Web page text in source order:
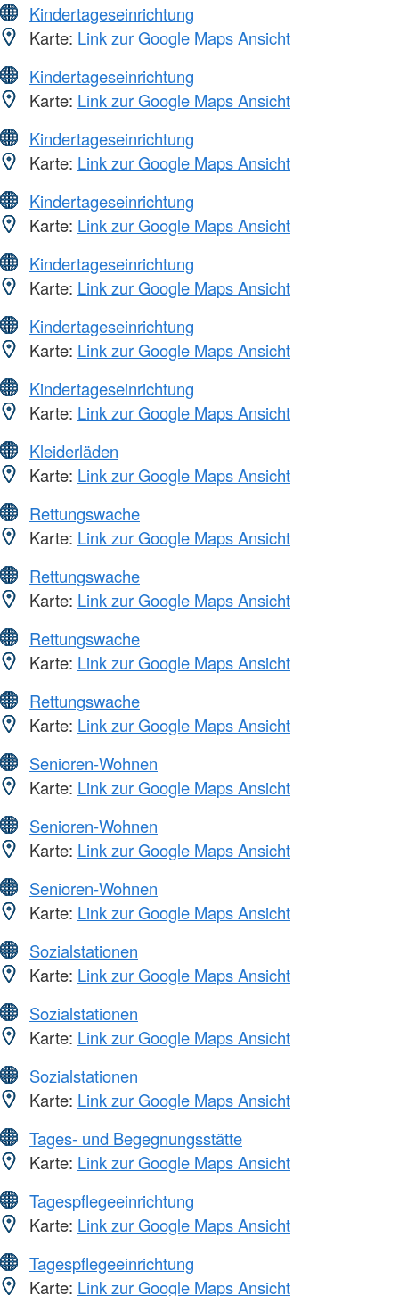
Kindertageseinrichtung
Karte: Link zur Google Maps Ansicht
Kindertageseinrichtung
Karte: Link zur Google Maps Ansicht
Kindertageseinrichtung
Karte: Link zur Google Maps Ansicht
Kindertageseinrichtung
Karte: Link zur Google Maps Ansicht
Kindertageseinrichtung
Karte: Link zur Google Maps Ansicht
Kindertageseinrichtung
Karte: Link zur Google Maps Ansicht
Kindertageseinrichtung
Karte: Link zur Google Maps Ansicht
Kleiderläden
Karte: Link zur Google Maps Ansicht
Rettungswache
Karte: Link zur Google Maps Ansicht
Rettungswache
Karte: Link zur Google Maps Ansicht
Rettungswache
Karte: Link zur Google Maps Ansicht
Rettungswache
Karte: Link zur Google Maps Ansicht
Senioren-Wohnen
Karte: Link zur Google Maps Ansicht
Senioren-Wohnen
Karte: Link zur Google Maps Ansicht
Senioren-Wohnen
Karte: Link zur Google Maps Ansicht
Sozialstationen
Karte: Link zur Google Maps Ansicht
Sozialstationen
Karte: Link zur Google Maps Ansicht
Sozialstationen
Karte: Link zur Google Maps Ansicht
Tages- und Begegnungsstätte
Karte: Link zur Google Maps Ansicht
Tagespflegeeinrichtung
Karte: Link zur Google Maps Ansicht
Tagespflegeeinrichtung
Karte: Link zur Google Maps Ansicht